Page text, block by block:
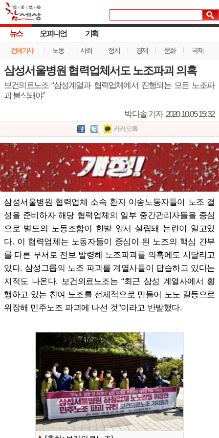
뉴스
전체기사 노동 사회 정치 경제 문화 국제
오피니언 기획
삼성서울병원 협력업체서도 노조파괴 의혹
보건의료노조 “삼성계열과 협력업체에서 진행되는 모든 노조파
괴 불식돼야”
박다솔 기자 2020.10.05 15:32
카카오톡
삼성서울병원 협력업체 소속 환자 이송노동자들이 노조 결
성을 준비하자 해당 협력업체의 일부 중간관리자들을 중심
으로 별도의 노동조합이 한발 앞서 설립돼 논란이 일고있
다. 이 협력업체는 노동자들이 중심이 된 노조의 핵심 간부
를 다른 부서로 전보 발령해 노조파괴를 의혹에도 시달리고
있다. 삼성그룹의 노조 파괴를 계열사들이 답습하고 있다는
지적도 나온다. 보건의료노조는 “최근 삼성 계열사에서 횡
행하고 있는 친여 노조를 선제적으로 만들어 노노 갈등으로
위장해 민주노조 파괴에 나선 것”이라고 반발했다.